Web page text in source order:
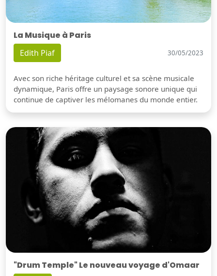
La Musique à Paris
Edith Piaf 30/05/2023
Avec son riche héritage culturel et sa scène musicale
dynamique, Paris offre un paysage sonore unique qui
continue de captiver les mélomanes du monde entier.
"Drum Temple" Le nouveau voyage d'Omaar